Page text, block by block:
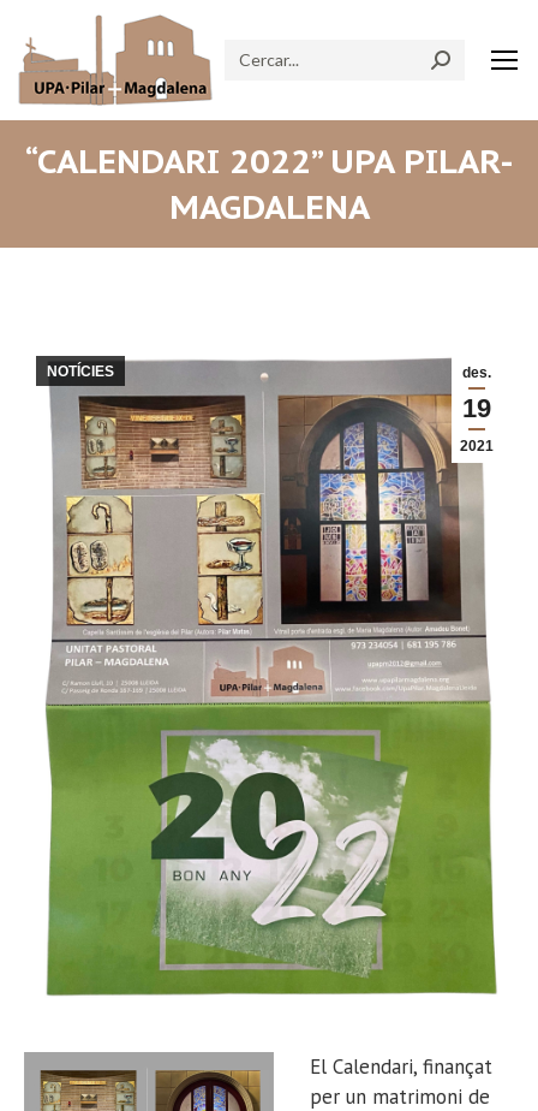
Search:
“CALENDARI 2022” UPA PILAR-
MAGDALENA
des.
19
2021
NOTÍCIES
El Calendari, finançat
per un matrimoni de